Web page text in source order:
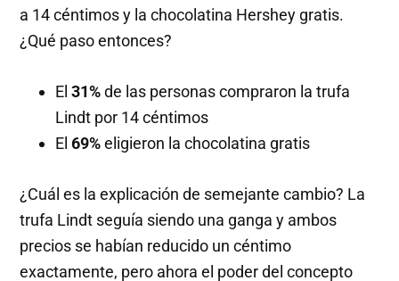
a 14 céntimos y la chocolatina Hershey gratis.
¿Qué paso entonces?
El31%de las personas compraron la trufa
Lindt por 14 céntimos
El69%eligieron la chocolatina gratis
¿Cuál es la explicación de semejante cambio? La
trufa Lindt seguía siendo una ganga y ambos
precios se habían reducido un céntimo
exactamente, pero ahora el poder del concepto